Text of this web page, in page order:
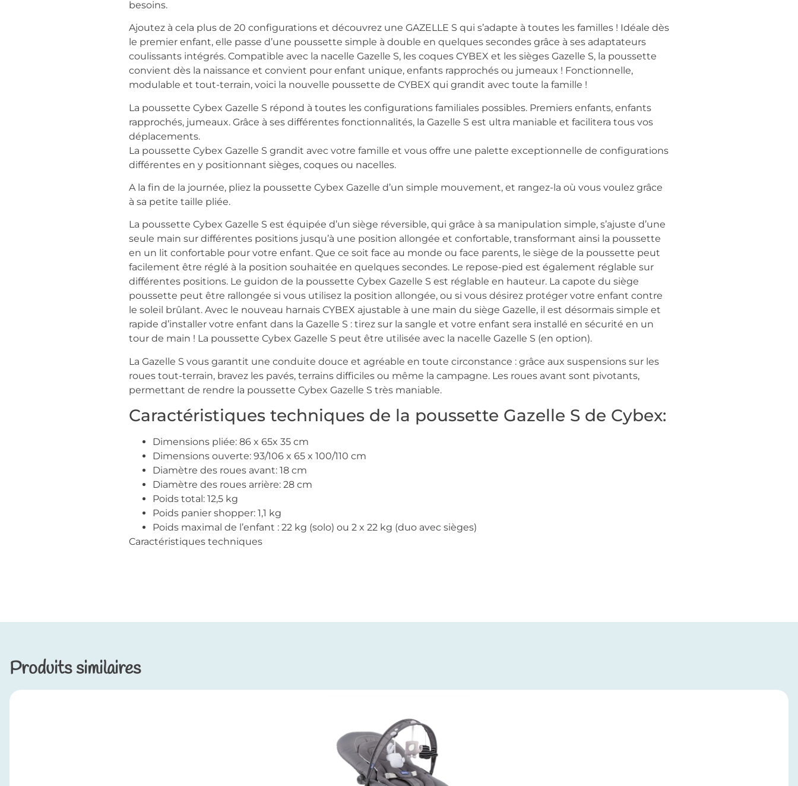
besoins.
Ajoutez à cela plus de 20 configurations et découvrez une GAZELLE S qui s’adapte à toutes les familles ! Idéale dès
le premier enfant, elle passe d’une poussette simple à double en quelques secondes grâce à ses adaptateurs
coulissants intégrés. Compatible avec la nacelle Gazelle S, les coques CYBEX et les sièges Gazelle S, la poussette
convient dès la naissance et convient pour enfant unique, enfants rapprochés ou jumeaux ! Fonctionnelle,
modulable et tout-terrain, voici la nouvelle poussette de CYBEX qui grandit avec toute la famille !
La poussette Cybex Gazelle S répond à toutes les configurations familiales possibles. Premiers enfants, enfants
rapprochés, jumeaux. Grâce à ses différentes fonctionnalités, la Gazelle S est ultra maniable et facilitera tous vos
déplacements.
La poussette Cybex Gazelle S grandit avec votre famille et vous offre une palette exceptionnelle de configurations
différentes en y positionnant sièges, coques ou nacelles.
A la fin de la journée, pliez la poussette Cybex Gazelle d’un simple mouvement, et rangez-la où vous voulez grâce
à sa petite taille pliée.
La poussette Cybex Gazelle S est équipée d’un siège réversible, qui grâce à sa manipulation simple, s’ajuste d’une
seule main sur différentes positions jusqu’à une position allongée et confortable, transformant ainsi la poussette
en un lit confortable pour votre enfant. Que ce soit face au monde ou face parents, le siège de la poussette peut
facilement être réglé à la position souhaitée en quelques secondes. Le repose-pied est également réglable sur
différentes positions. Le guidon de la poussette Cybex Gazelle S est réglable en hauteur. La capote du siège
poussette peut être rallongée si vous utilisez la position allongée, ou si vous désirez protéger votre enfant contre
le soleil brûlant. Avec le nouveau harnais CYBEX ajustable à une main du siège Gazelle, il est désormais simple et
rapide d’installer votre enfant dans la Gazelle S : tirez sur la sangle et votre enfant sera installé en sécurité en un
tour de main ! La poussette Cybex Gazelle S peut être utilisée avec la nacelle Gazelle S (en option).
La Gazelle S vous garantit une conduite douce et agréable en toute circonstance : grâce aux suspensions sur les
roues tout-terrain, bravez les pavés, terrains difficiles ou même la campagne. Les roues avant sont pivotants,
permettant de rendre la poussette Cybex Gazelle S très maniable.
Caractéristiques techniques de la poussette Gazelle S de Cybex:
Dimensions pliée: 86 x 65x 35 cm
Dimensions ouverte: 93/106 x 65 x 100/110 cm
Diamètre des roues avant: 18 cm
Diamètre des roues arrière: 28 cm
Poids total: 12,5 kg
Poids panier shopper: 1,1 kg
Poids maximal de l’enfant : 22 kg (solo) ou 2 x 22 kg (duo avec sièges)
Caractéristiques techniques
Produits similaires